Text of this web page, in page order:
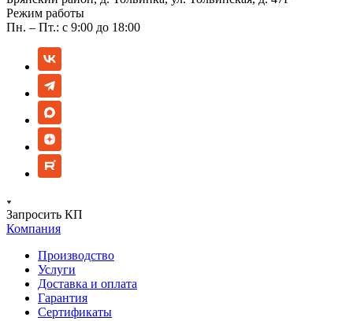
Режим работы
Пн. – Пт.: с 9:00 до 18:00
Запросить КП
Компания
Производство
Услуги
Доставка и оплата
Гарантия
Сертификаты